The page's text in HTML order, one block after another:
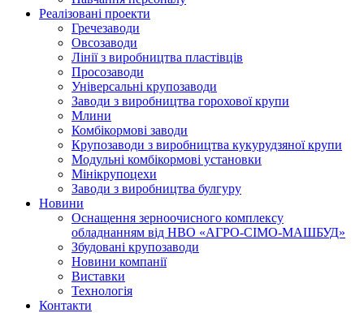
Реалізовані проекти
Гречезаводи
Овсозаводи
Лінії з виробництва пластівців
Просозаводи
Універсальні крупозаводи
Заводи з виробництва горохової крупи
Млини
Комбікормові заводи
Крупозаводи з виробництва кукурудзяної крупи
Модульні комбікормові установки
Мінікрупоцехи
Заводи з виробництва булгуру
Новини
Оснащення зерноочисного комплексу
обладнанням від НВО «АГРО-СІМО-МАШБУД»
Збудовані крупозаводи
Новини компанії
Виставки
Технологія
Контакти